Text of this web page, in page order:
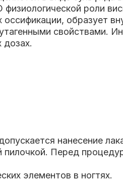
роли
образует
свойствами.
дозах.
нанесение
пилочкой. Перед
элементов в ногтях.